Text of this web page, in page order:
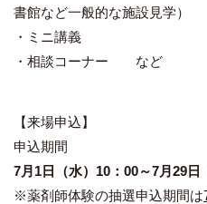
書館など一般的な施設見学）
・ミニ講義
・相談コーナー など
【来場申込】
申込期間
7月 1 日（水） 10 ： 00～7月 29 日
※薬剤師体験の抽選申込期間は